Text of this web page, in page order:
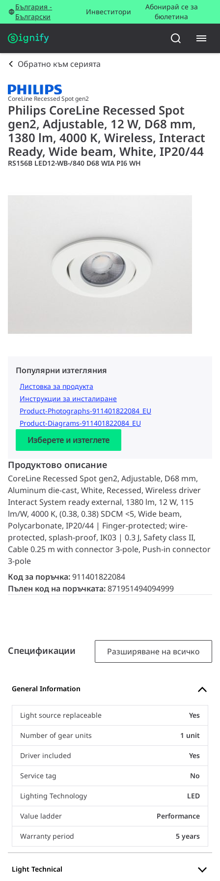
България -
Български
Инвеститори
Абонирай се за
бюлетина
Обратно към серията
CoreLine Recessed Spot gen2
Philips CoreLine Recessed Spot
gen2, Adjustable, 12 W, D68 mm,
1380 lm, 4000 K, Wireless, Interact
Ready, Wide beam, White, IP20/44
RS156B LED12-WB-/840 D68 WIA PI6 WH
Популярни изтегляния
Листовка за продукта
Инструкции за инсталиране
Product-Photographs-911401822084_EU
Product-Diagrams-911401822084_EU
Изберете и изтеглете
Продуктово описание
CoreLine Recessed Spot gen2, Adjustable, D68 mm,
Aluminum die-cast, White, Recessed, Wireless driver
Interact System ready external, 1380 lm, 12 W, 115
lm/W, 4000 K, (0.38, 0.38) SDCM <5, Wide beam,
Polycarbonate, IP20/44 | Finger-protected; wire-
protected, splash-proof, IK03 | 0.3 J, Safety class II,
Cable 0.25 m with connector 3-pole, Push-in connector
3-pole
Код за поръчка:911401822084
Пълен код на поръчката:871951494094999
Спецификации Разширяване на всичко
General Information
Light source replaceable Yes
Number of gear units 1 unit
Driver included Yes
Service tag No
Lighting Technology LED
Value ladder Performance
Warranty period 5 years
Light Technical